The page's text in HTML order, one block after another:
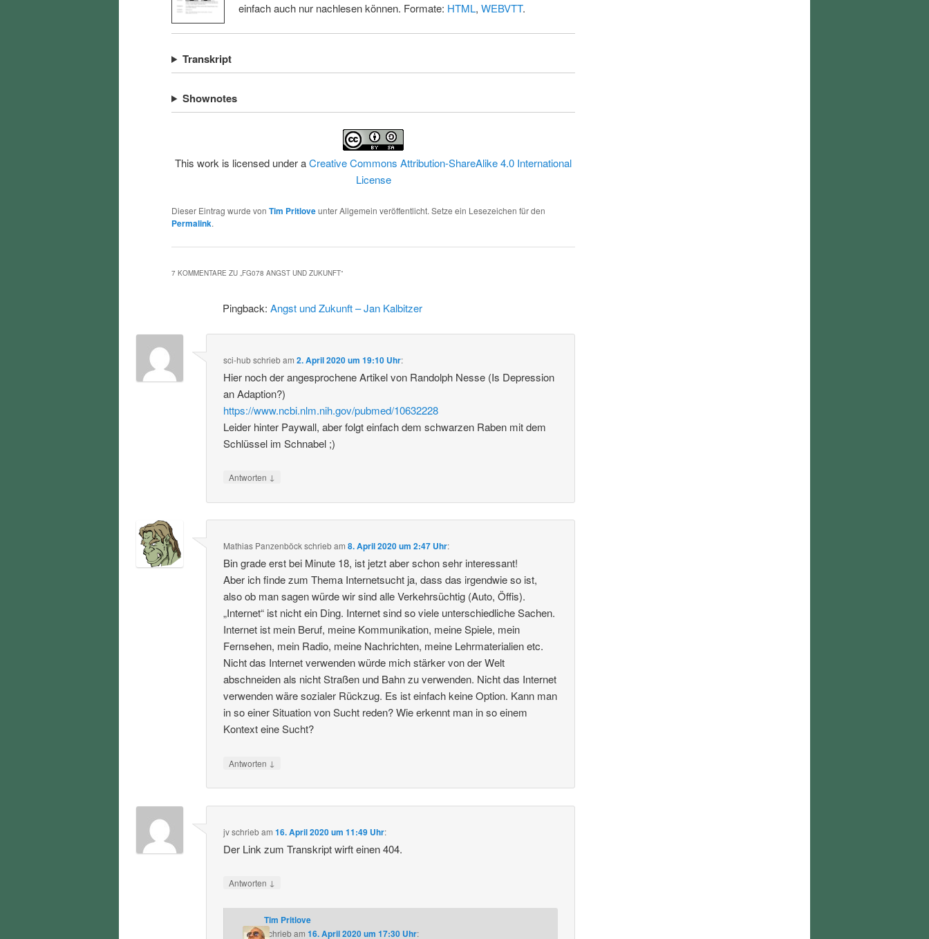
einfach auch nur nachlesen können. Formate: HTML, WEBVTT.
Transkript
Shownotes
This work is licensed under aCreative Commons Attribution-ShareAlike 4.0 International
License
Dieser Eintrag wurde von Tim Pritloveunter Allgemein veröffentlicht. Setze ein Lesezeichen für den
Permalink.
7 KOMMENTARE ZU „FG078 ANGST UND ZUKUNFT“
Pingback:Angst und Zukunft – Jan Kalbitzer
sci-hubschriebam2. April 2020 um 19:10 Uhr:
Hier noch der angesprochene Artikel von Randolph Nesse (Is Depression
an Adaption?)
https://www.ncbi.nlm.nih.gov/pubmed/10632228
Leider hinter Paywall, aber folgt einfach dem schwarzen Raben mit dem
Schlüssel im Schnabel ;)
Antworten ↓
Mathias Panzenböckschriebam8. April 2020 um 2:47 Uhr:
Bin grade erst bei Minute 18, ist jetzt aber schon sehr interessant!
Aber ich finde zum Thema Internetsucht ja, dass das irgendwie so ist,
also ob man sagen würde wir sind alle Verkehrsüchtig (Auto, Öffis).
„Internet“ ist nicht ein Ding. Internet sind so viele unterschiedliche Sachen.
Internet ist mein Beruf, meine Kommunikation, meine Spiele, mein
Fernsehen, mein Radio, meine Nachrichten, meine Lehrmaterialien etc.
Nicht das Internet verwenden würde mich stärker von der Welt
abschneiden als nicht Straßen und Bahn zu verwenden. Nicht das Internet
verwenden wäre sozialer Rückzug. Es ist einfach keine Option. Kann man
in so einer Situation von Sucht reden? Wie erkennt man in so einem
Kontext eine Sucht?
Antworten ↓
jvschriebam16. April 2020 um 11:49 Uhr:
Der Link zum Transkript wirft einen 404.
Antworten ↓
Tim Pritlove
schriebam 16. April 2020 um 17:30 Uhr: